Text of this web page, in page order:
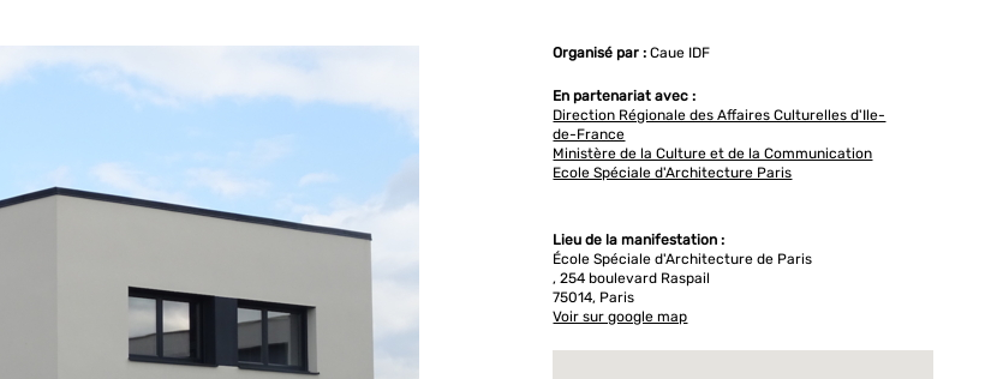
Organisé par : Caue IDF
En partenariat avec :
Direction Régionale des Affaires Culturelles d'Ile-
de-France
Ministère de la Culture et de la Communication
Ecole Spéciale d'Architecture Paris
Lieu de la manifestation :
École Spéciale d'Architecture de Paris
, 254 boulevard Raspail
75014, Paris
Voir sur google map